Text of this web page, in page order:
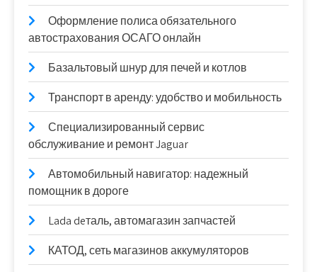
Оформление полиса обязательного
автострахования ОСАГО онлайн
Базальтовый шнур для печей и котлов
Транспорт в аренду: удобство и мобильность
Специализированный сервис
обслуживание и ремонт Jaguar
Автомобильный навигатор: надежный
помощник в дороге
Lada deталь, автомагазин запчастей
КАТОД, сеть магазинов аккумуляторов